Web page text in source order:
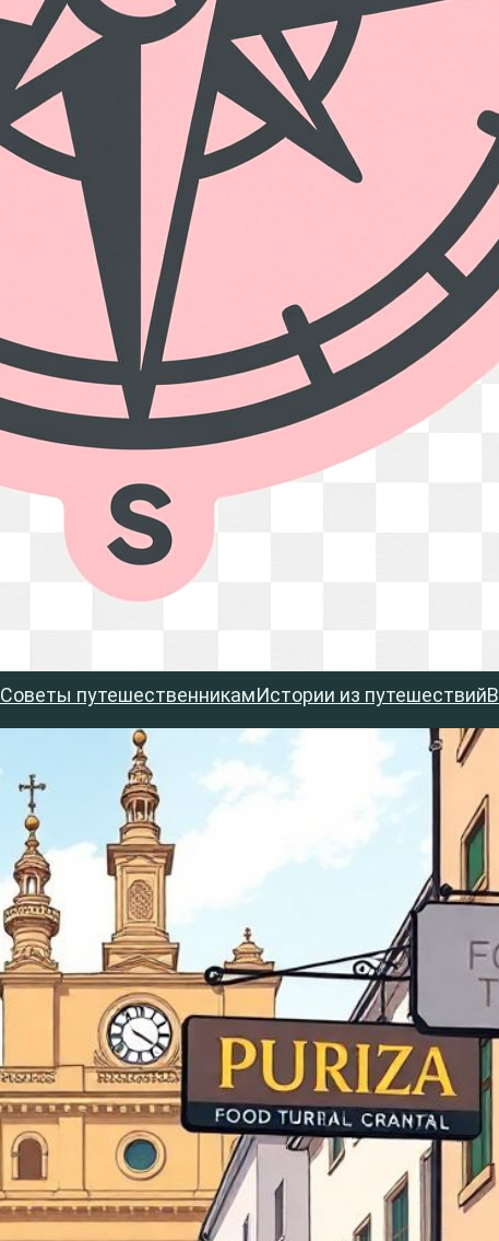
Советы путешественникамИстории из путешествий